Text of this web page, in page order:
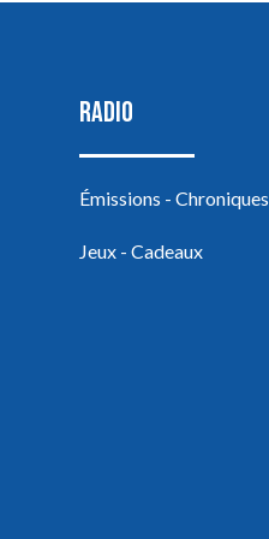
RADIO
Émissions - Chroniques
Jeux - Cadeaux